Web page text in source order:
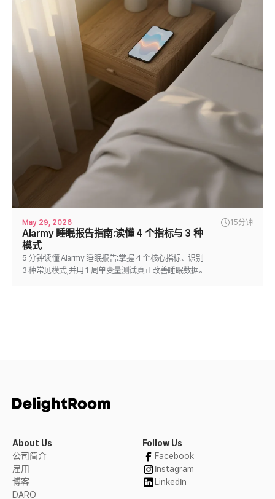
May 29, 2026 15分钟
Alarmy 睡眠报告指南:读懂 4 个指标与 3 种
模式
5 分钟读懂 Alarmy 睡眠报告:掌握 4 个核心指标、识别
3 种常见模式,并用 1 周单变量测试真正改善睡眠数据。
About Us
公司简介
雇用
博客
DARO
Follow Us
Facebook
Instagram
LinkedIn